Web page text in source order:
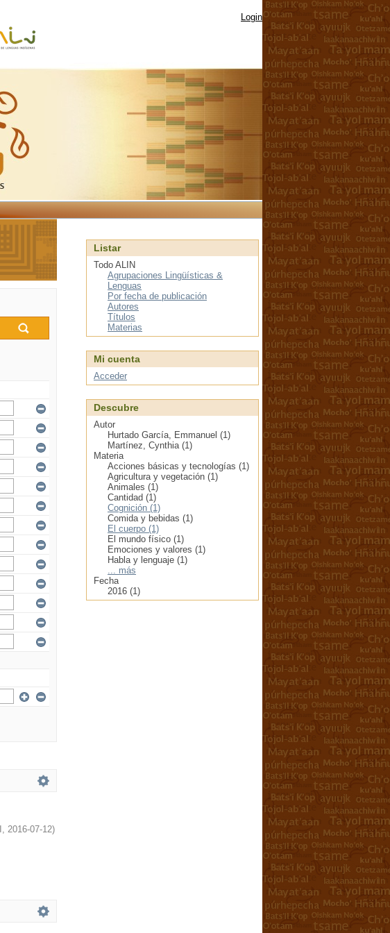
Login
, 2016-07-12)
Listar
Todo ALIN
Agrupaciones Lingüísticas &
Lenguas
Por fecha de publicación
Autores
Títulos
Materias
Mi cuenta
Acceder
Descubre
Autor
Hurtado García, Emmanuel (1)
Martínez, Cynthia (1)
Materia
Acciones básicas y tecnologías (1)
Agricultura y vegetación (1)
Animales (1)
Cantidad (1)
Cognición (1)
Comida y bebidas (1)
El cuerpo (1)
El mundo físico (1)
Emociones y valores (1)
Habla y lenguaje (1)
... más
Fecha
2016 (1)